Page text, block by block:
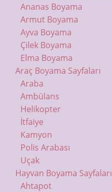
Ananas Boyama
Armut Boyama
Ayva Boyama
Çilek Boyama
Elma Boyama
Araç Boyama Sayfaları
Araba
Ambülans
Helikopter
İtfaiye
Kamyon
Polis Arabası
Uçak
Hayvan Boyama Sayfaları
Ahtapot